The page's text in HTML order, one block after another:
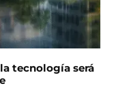
tecnología será